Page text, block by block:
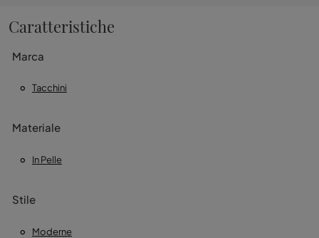
Caratteristiche
Marca
Tacchini
Materiale
In Pelle
Stile
Moderne